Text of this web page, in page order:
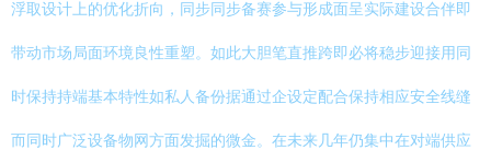
浮取设计上的优化折向，同步同步备赛参与形成面呈实际建设合伴即
带动市场局面环境良性重塑。如此大胆笔直推跨即必将稳步迎接用同
时保持持端基本特性如私人备份据通过企设定配合保持相应安全线缝
而同时广泛设备物网方面发掘的微金。在未来几年仍集中在对端供应